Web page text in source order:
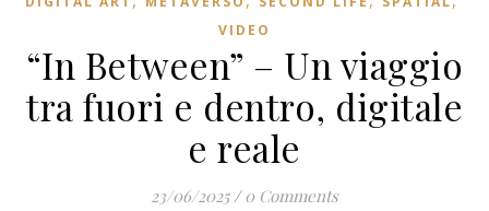
VIDEO
“In Between” – Un viaggio
tra fuori e dentro, digitale
e reale
23/06/2025 / 0 Comments